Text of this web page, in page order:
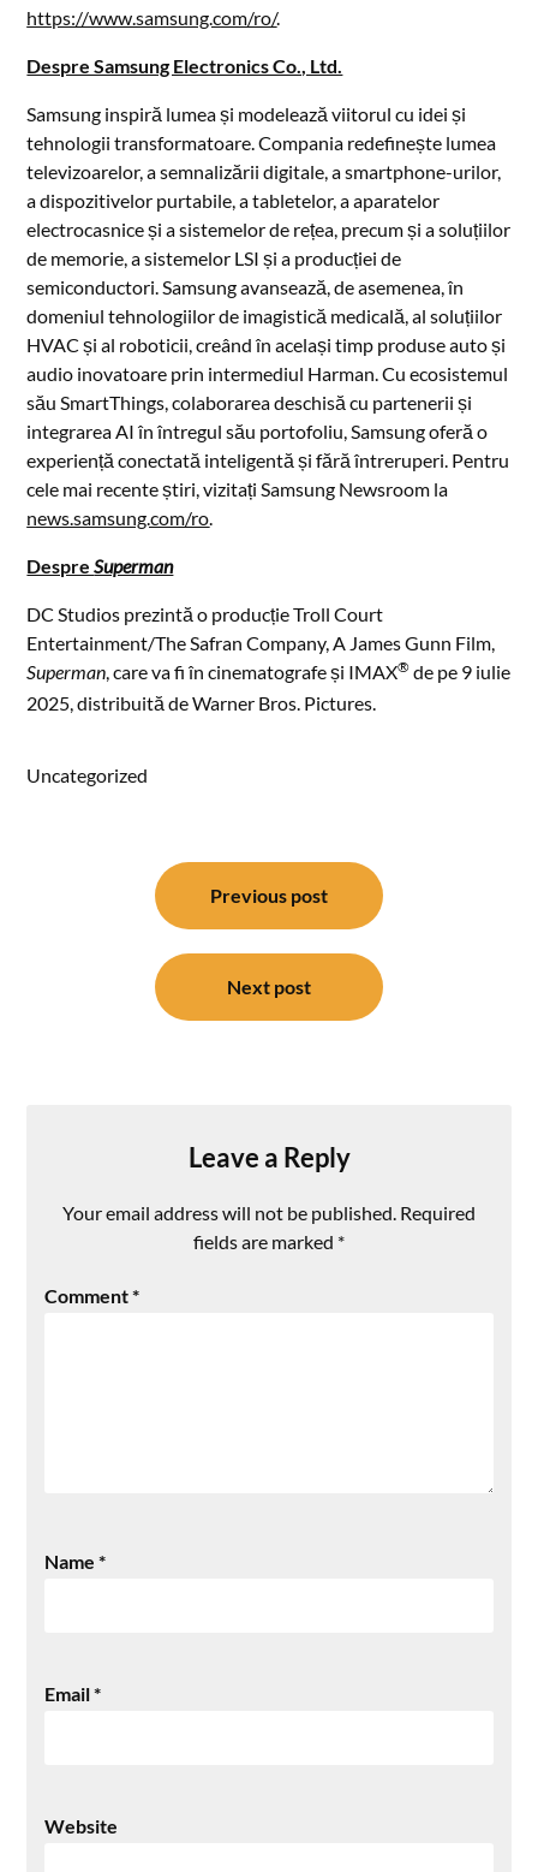
https://www.samsung.com/ro/.
Despre Samsung Electronics Co., Ltd.
Samsung inspiră lumea și modelează viitorul cu idei și
tehnologii transformatoare. Compania redefinește lumea
televizoarelor, a semnalizării digitale, a smartphone-urilor,
a dispozitivelor purtabile, a tabletelor, a aparatelor
electrocasnice și a sistemelor de rețea, precum și a soluțiilor
de memorie, a sistemelor LSI și a producției de
semiconductori. Samsung avansează, de asemenea, în
domeniul tehnologiilor de imagistică medicală, al soluțiilor
HVAC și al roboticii, creând în același timp produse auto și
audio inovatoare prin intermediul Harman. Cu ecosistemul
său SmartThings, colaborarea deschisă cu partenerii și
integrarea AI în întregul său portofoliu, Samsung oferă o
experiență conectată inteligentă și fără întreruperi. Pentru
cele mai recente știri, vizitați Samsung Newsroom la
news.samsung.com/ro.
DespreSuperman
DC Studios prezintă o producție Troll Court
Entertainment/The Safran Company, A James Gunn Film,
Superman, care va fi în cinematografe și IMAX® de pe 9 iulie
2025, distribuită de Warner Bros. Pictures.
Uncategorized
Previous post
Next post
Leave a Reply
Your email address will not be published. Required
fields are marked *
Comment*
Name*
Email*
Website